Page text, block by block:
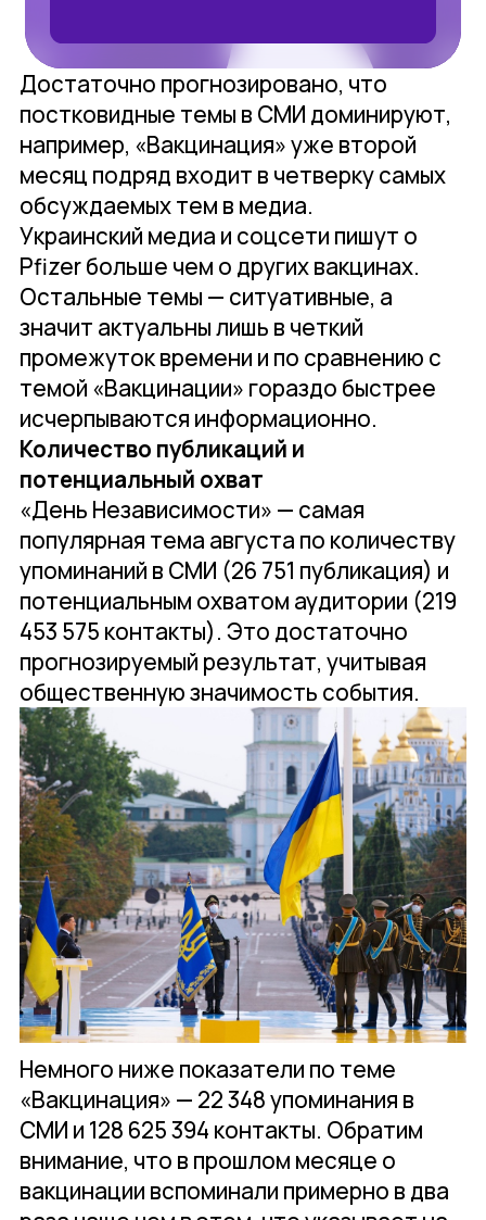
Достаточно прогнозировано, что
постковидные темы в СМИ доминируют,
например, «Вакцинация» уже второй
месяц подряд входит в четверку самых
обсуждаемых тем в медиа.
Украинский медиа и соцсети пишут о
Pfizer больше чем о других вакцинах.
Остальные темы — ситуативные, а
значит актуальны лишь в четкий
промежуток времени и по сравнению с
темой «Вакцинации» гораздо быстрее
исчерпываются информационно.
Количество публикаций и
потенциальный охват
«День Независимости» — самая
популярная тема августа по количеству
упоминаний в СМИ (26 751 публикация) и
потенциальным охватом аудитории (219
453 575 контакты). Это достаточно
прогнозируемый результат, учитывая
общественную значимость события.
Немного ниже показатели по теме
«Вакцинация» — 22 348 упоминания в
СМИ и 128 625 394 контакты. Обратим
внимание, что в прошлом месяце о
вакцинации вспоминали примерно в два